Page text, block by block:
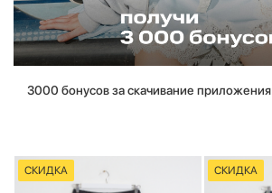
3000 бонусов за скачивание приложения
СКИДКА СКИДКА